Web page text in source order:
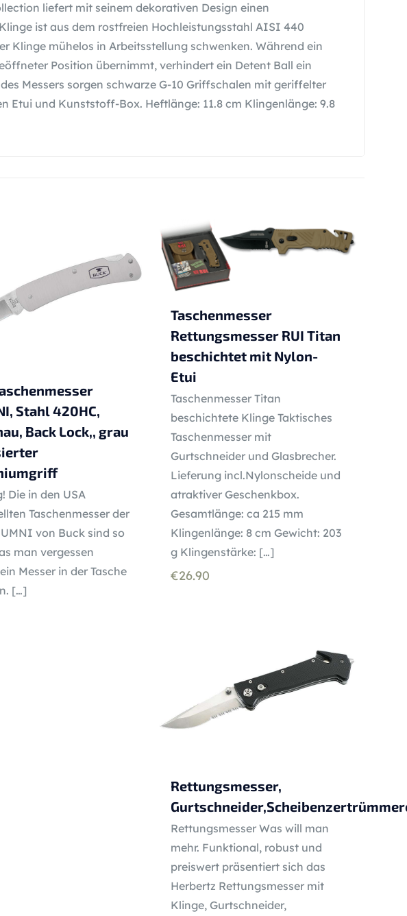
liefert mit seinem dekorativen Design einen
ist aus dem rostfreien Hochleistungsstahl AISI 440
Klinge mühelos in Arbeitsstellung schwenken. Während ein
Position übernimmt, verhindert ein Detent Ball ein
Messers sorgen schwarze G-10 Griffschalen mit geriffelter
Etui und Kunststoff-Box. Heftlänge: 11.8 cm Klingenlänge: 9.8
Stahl 420HC,
Back Lock,, grau
Die in den USA
Taschenmesser der
von Buck sind so
man vergessen
Messer in der Tasche
[…]
Taschenmesser
Rettungsmesser RUI Titan
beschichtet mit Nylon-
Etui
Taschenmesser Titan
beschichtete Klinge Taktisches
Taschenmesser mit
Gurtschneider und Glasbrecher.
Lieferung incl.Nylonscheide und
atraktiver Geschenkbox.
Gesamtlänge: ca 215 mm
Klingenlänge: 8 cm Gewicht: 203
g Klingenstärke: […]
€26.90
Rettungsmesser,
Rettungsmesser Was will man
mehr. Funktional, robust und
preiswert präsentiert sich das
Herbertz Rettungsmesser mit
Klinge, Gurtschneider,